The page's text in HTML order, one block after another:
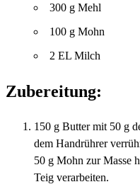
300 g Mehl
100 g Mohn
2 EL Milch
Zubereitung:
150 g Butter mit 50 g
dem Handrührer
50 g Mohn zur Masse
Teig verarbeiten.